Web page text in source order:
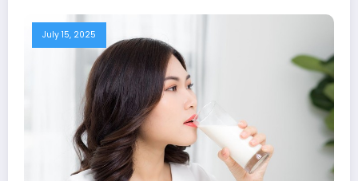
July 15, 2025